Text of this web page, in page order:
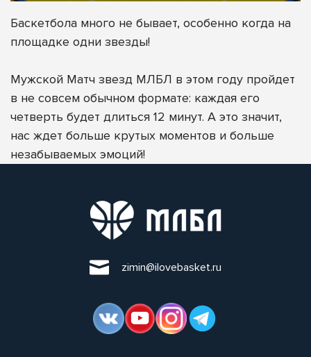
Баскетбола много не бывает, особенно когда на
площадке одни звезды!
Мужской Матч звезд МЛБЛ в этом году пройдет
в не совсем обычном формате: каждая его
четверть будет длиться 12 минут. А это значит,
нас ждет больше крутых моментов и больше
незабываемых эмоций!
zimin@ilovebasket.ru